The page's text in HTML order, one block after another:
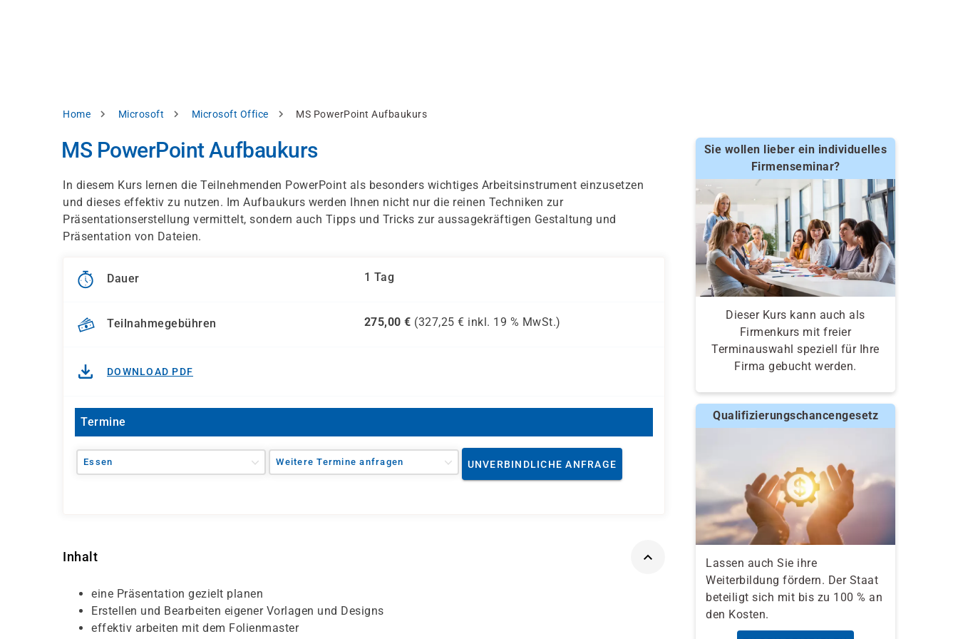
Pfadnavigation
Home Microsoft Microsoft Office MS PowerPoint Aufbaukurs
MS PowerPoint Aufbaukurs
In diesem Kurs lernen die Teilnehmenden PowerPoint als besonders wichtiges Arbeitsinstrument einzusetzen
und dieses effektiv zu nutzen. Im Aufbaukurs werden Ihnen nicht nur die reinen Techniken zur
Präsentationserstellung vermittelt, sondern auch Tipps und Tricks zur aussagekräftigen Gestaltung und
Präsentation von Dateien.
Dauer 1 Tag
Teilnahmegebühren 275,00 € (327,25 € inkl. 19 % MwSt.)
DOWNLOAD PDF
Termine
Essen Weitere Termine anfragen UNVERBINDLICHE ANFRAGE
Inhalt
eine Präsentation gezielt planen
Erstellen und Bearbeiten eigener Vorlagen und Designs
effektiv arbeiten mit dem Folienmaster
Sie wollen lieber ein individuelles
Firmenseminar?
Dieser Kurs kann auch als
Firmenkurs mit freier
Terminauswahl speziell für Ihre
Firma gebucht werden.
Qualifizierungschancengesetz
Lassen auch Sie ihre
Weiterbildung fördern. Der Staat
beteiligt sich mit bis zu 100 % an
den Kosten.